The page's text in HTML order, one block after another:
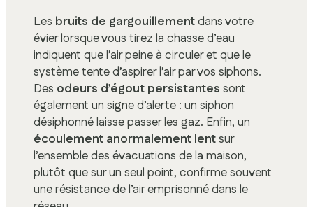
Les bruits de gargouillementdans votre
évier lorsque vous tirez la chasse d’eau
indiquent que l’air peine à circuler et que le
système tente d’aspirer l’air par vos siphons.
Des odeurs d’égout persistantes sont
également un signe d’alerte : un siphon
désiphonné laisse passer les gaz. Enfin, un
écoulement anormalement lentsur
l’ensemble des évacuations de la maison,
plutôt que sur un seul point, confirme souvent
une résistance de l’air emprisonné dans le